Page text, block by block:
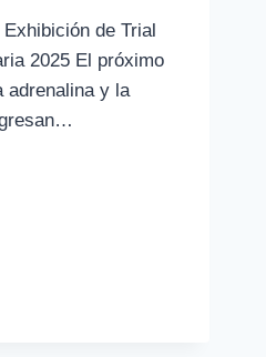
de Trial
2025 El próximo
adrenalina y la